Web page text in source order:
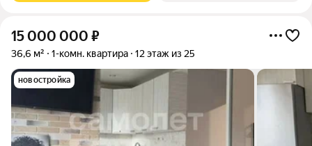
15 000 000 ₽
36,6 м² 1-комн. квартира 12 этаж из 25
новостройка